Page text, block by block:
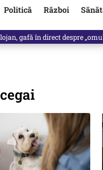
Politică Război
gafă în direct despre